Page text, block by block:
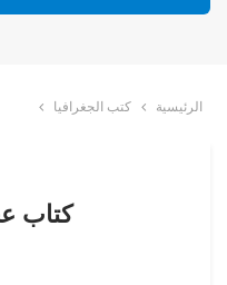
الرئيسية كتب الجغرافيا
كتاب